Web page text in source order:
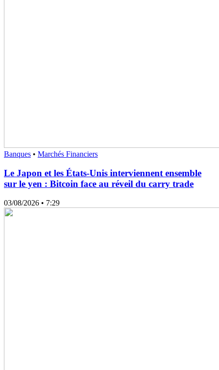
Banques • Marchés Financiers
Le Japon et les États-Unis interviennent ensemble
sur le yen : Bitcoin face au réveil du carry trade
03/08/2026 • 7:29